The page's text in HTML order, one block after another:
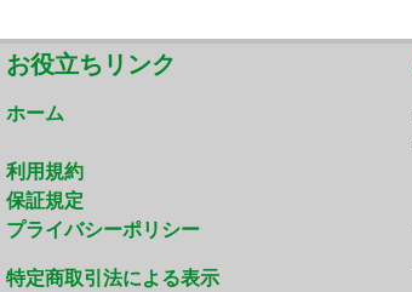
お役立ちリンク
ホーム
利用規約
保証規定
プライバシーポリシー
特定商取引法による表示